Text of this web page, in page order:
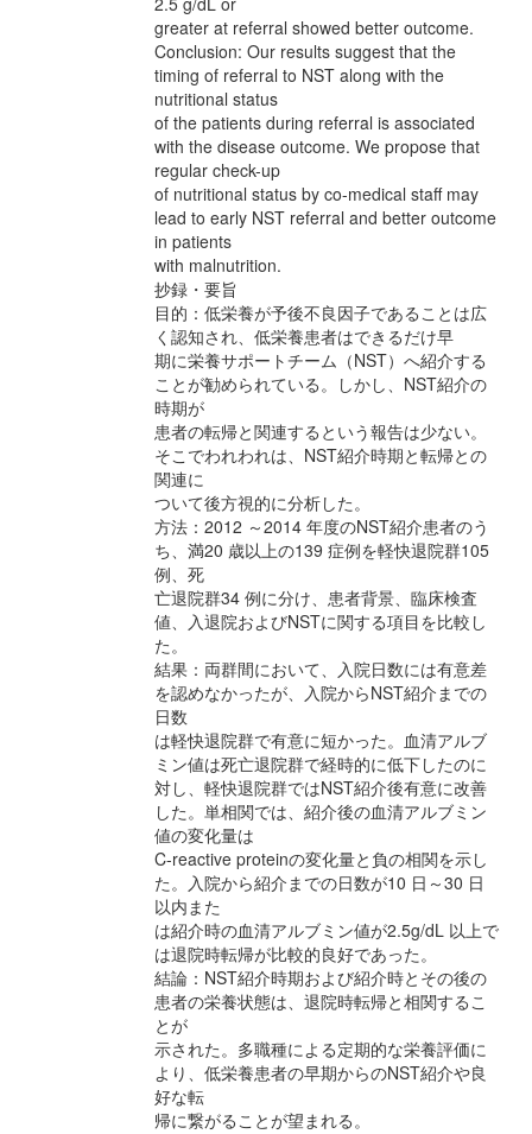
greater at referral showed better outcome.
Conclusion: Our results suggest that the
timing of referral to NST along with the
nutritional status
of the patients during referral is associated
with the disease outcome. We propose that
regular check-up
of nutritional status by co-medical staff may
lead to early NST referral and better outcome
in patients
with malnutrition.
抄録・要旨
目的：低栄養が予後不良因子であることは広
く認知され、低栄養患者はできるだけ早
期に栄養サポートチーム（NST）へ紹介する
ことが勧められている。しかし、NST紹介の
時期が
患者の転帰と関連するという報告は少ない。
そこでわれわれは、NST紹介時期と転帰との
関連に
ついて後方視的に分析した。
方法：2012 ～2014 年度のNST紹介患者のう
ち、満20 歳以上の139 症例を軽快退院群105
例、死
亡退院群34 例に分け、患者背景、臨床検査
値、入退院およびNSTに関する項目を比較し
た。
結果：両群間において、入院日数には有意差
を認めなかったが、入院からNST紹介までの
日数
は軽快退院群で有意に短かった。血清アルブ
ミン値は死亡退院群で経時的に低下したのに
対し、軽快退院群ではNST紹介後有意に改善
した。単相関では、紹介後の血清アルブミン
値の変化量は
C-reactive proteinの変化量と負の相関を示し
た。入院から紹介までの日数が10 日～30 日
以内また
は紹介時の血清アルブミン値が2.5g/dL 以上で
は退院時転帰が比較的良好であった。
結論：NST紹介時期および紹介時とその後の
患者の栄養状態は、退院時転帰と相関するこ
とが
示された。多職種による定期的な栄養評価に
より、低栄養患者の早期からのNST紹介や良
好な転
帰に繋がることが望まれる。